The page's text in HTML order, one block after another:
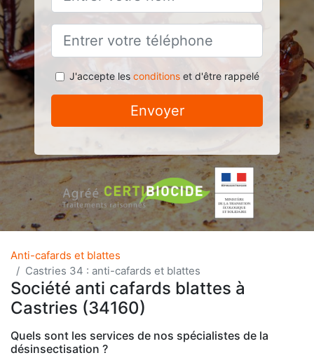
J'accepte les conditionset d'être rappelé
Envoyer
Anti-cafards et blattes
Castries 34 : anti-cafards et blattes
Société anti cafards blattes à
Castries (34160)
Quels sont les services de nos spécialistes de la
désinsectisation ?